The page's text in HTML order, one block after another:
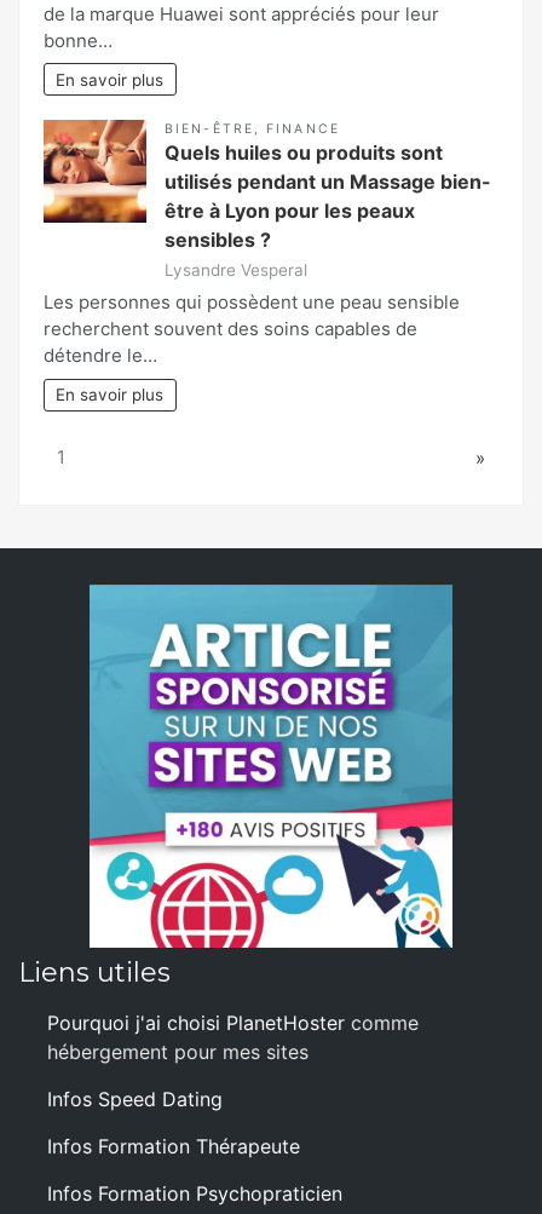
de la marque Huawei sont appréciés pour leur
bonne…
En savoir plus
BIEN-ÊTRE , FINANCE
Quels huiles ou produits sont
utilisés pendant un Massage bien-
être à Lyon pour les peaux
sensibles ?
Lysandre Vesperal
Les personnes qui possèdent une peau sensible
recherchent souvent des soins capables de
détendre le…
En savoir plus
Page:
1 Next
»
Liens utiles
Pourquoi j'ai choisi PlanetHoster comme
hébergement pour mes sites
Infos Speed Dating
Infos Formation Thérapeute
Infos Formation Psychopraticien